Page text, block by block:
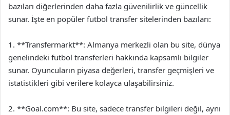
bazıları diğerlerinden daha fazla güvenilirlik ve güncellik
sunar. İşte en popüler futbol transfer sitelerinden bazıları:
1. **Transfermarkt**: Almanya merkezli olan bu site, dünya
genelindeki futbol transferleri hakkında kapsamlı bilgiler
sunar. Oyuncuların piyasa değerleri, transfer geçmişleri ve
istatistikleri gibi verilere kolayca ulaşabilirsiniz.
2. **Goal.com**: Bu site, sadece transfer bilgileri değil, aynı